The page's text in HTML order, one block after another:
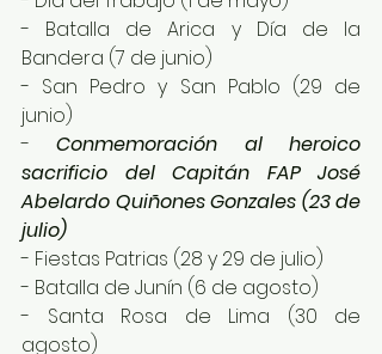
- Batalla de Arica y Día de la
Bandera (7 de junio)
- San Pedro y San Pablo (29 de
junio)
- Conmemoración al heroico
sacrificio del Capitán FAP José
Abelardo Quiñones Gonzales (23 de
julio)
- Fiestas Patrias (28 y 29 de julio)
- Batalla de Junín (6 de agosto)
- Santa Rosa de Lima (30 de
agosto)